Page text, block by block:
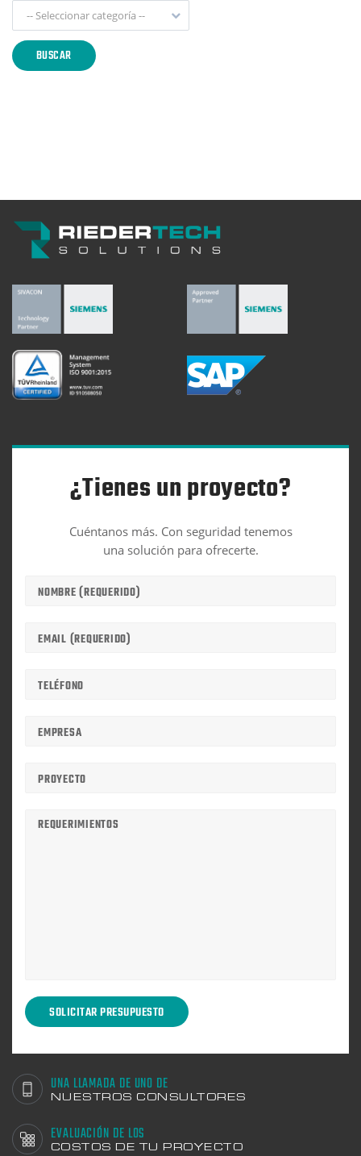
-- Seleccionar categoría --
BUSCAR
¿Tienes un proyecto?
Cuéntanos más. Con seguridad tenemos
una solución para ofrecerte.
UNA LLAMADA DE UNO DE
NUESTROS CONSULTORES
EVALUACIÓN DE LOS
COSTOS DE TU PROYECTO